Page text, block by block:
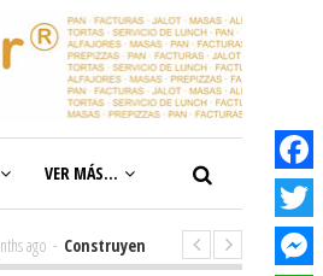
VER MÁS...
Construyendo el futuro de la inclusión en
Facebook
Twitter